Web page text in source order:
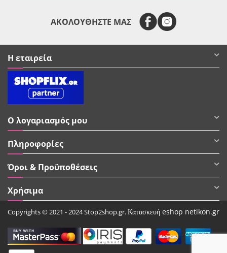
ΑΚΟΛΟΥΘΗΣΤΕ ΜΑΣ
Η εταιρεία
Ο λογαριασμός μου
Πληροφορίες
Όροι & Προϋποθέσεις
Χρήσιμα
Copyrights © 2021 - 2024 Stop2shop.gr.Κατασκευή eshop netikon.gr